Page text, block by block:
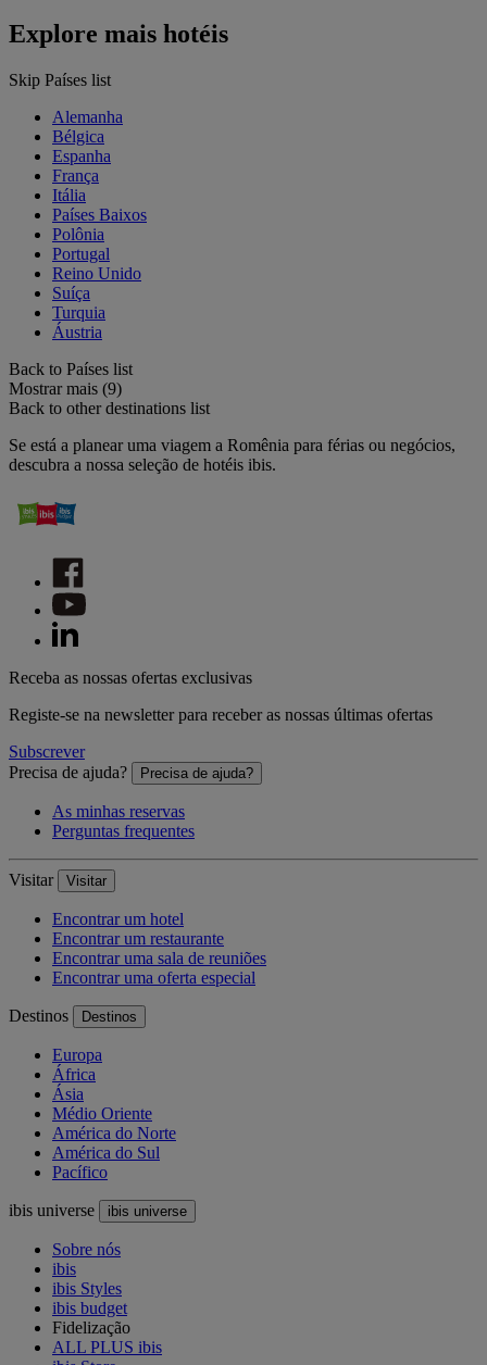
Explore mais hotéis
Skip Países list
Alemanha
Bélgica
Espanha
França
Itália
Países Baixos
Polônia
Portugal
Reino Unido
Suíça
Turquia
Áustria
Back to Países list
Mostrar mais (9)
Back to other destinations list
Se está a planear uma viagem a Romênia para férias ou negócios,
descubra a nossa seleção de hotéis ibis.
Receba as nossas ofertas exclusivas
Registe-se na newsletter para receber as nossas últimas ofertas
Subscrever
Precisa de ajuda?
Precisa de ajuda?
As minhas reservas
Perguntas frequentes
Visitar Visitar
Encontrar um hotel
Encontrar um restaurante
Encontrar uma sala de reuniões
Encontrar uma oferta especial
Destinos Destinos
Europa
África
Ásia
Médio Oriente
América do Norte
América do Sul
Pacífico
ibis universe ibis universe
Sobre nós
ibis
ibis Styles
ibis budget
Fidelização
ALL PLUS ibis